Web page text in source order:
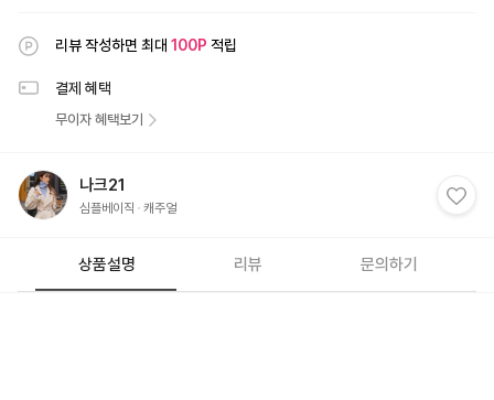
리뷰 작성하면 최대 100P 적립
결제 혜택
무이자 혜택보기
나크21
심플베이직 캐주얼
상품설명 리뷰 문의하기